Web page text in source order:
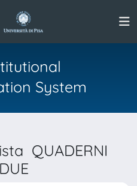
System
QUADERNI